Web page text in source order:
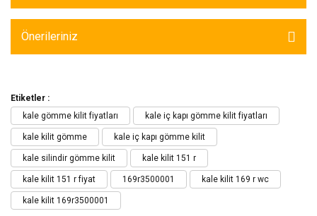
Önerileriniz
Etiketler :
kale gömme kilit fiyatları
kale iç kapı gömme kilit fiyatları
kale kilit gömme kale iç kapı gömme kilit
kale silindir gömme kilit kale kilit 151 r
kale kilit 151 r fiyat 169r3500001 kale kilit 169 r wc
kale kilit 169r3500001